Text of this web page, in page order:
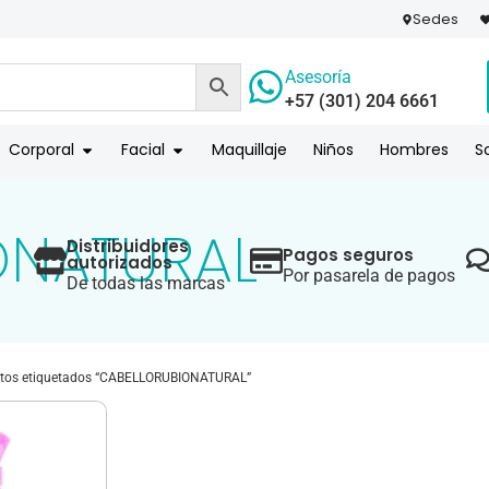
Sedes
Asesoría
+57 (301) 204 6661
Corporal Facial Maquillaje Niños Hombres
Distribuidores
autorizados
De todas las marcas
Pagos seguros
Por pasarela de pagos
etiquetados “CABELLORUBIONATURAL”